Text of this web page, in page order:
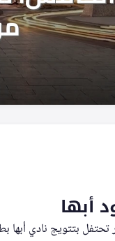
أبها
بتتويج نادي أبها